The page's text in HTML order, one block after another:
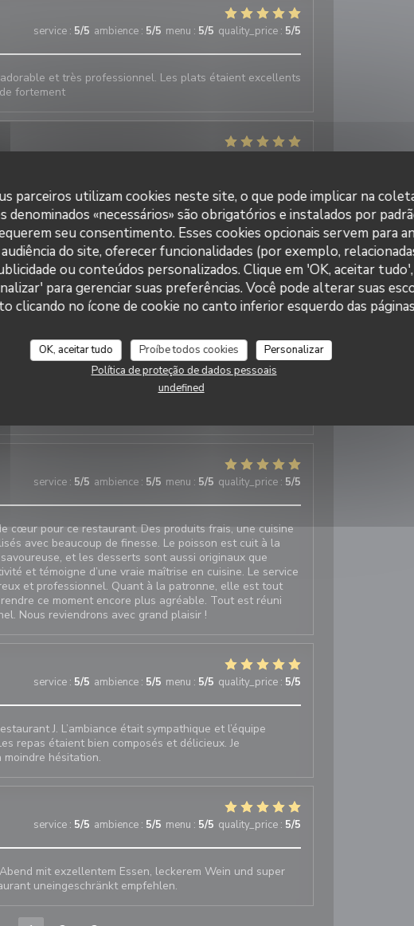
parceiros utilizam cookies neste site, o que pode implicar na
denominados «necessários» são obrigatórios e instalados por
seu consentimento. Esses cookies opcionais servem para
audiência do site, oferecer funcionalidades (por exemplo,
ou conteúdos personalizados. Clique em 'OK, aceitar
para gerenciar suas preferências. Você pode alterar suas
clicando no ícone de cookie no canto inferior esquerdo das
OK, aceitar tudo Proíbe todos cookies
Personalizar
Política de proteção de dados pessoais
undefined
service : 5/5 ambience : 5/5 menu : 5/5 quality_price : 5/5
et très professionnel. Les plats étaient excellents
fortement
ambience /5 menu quality_price 5
on our first holiday to Juan les Pins and it never
service:5/5 ambience :5/5 menu:5/5 quality_price: 5/5
cod fish fillet is to die for. All set in vibrant,
service from very friendly staff!
service : 5/5 ambience : 5/5 menu : 5/5 quality_price : 5/5
cœur pour ce restaurant. Des produits frais, une cuisine
avec beaucoup de finesse. Le poisson est cuit à la
et les desserts sont aussi originaux que
et témoigne d’une vraie maîtrise en cuisine. Le service
et professionnel. Quant à la patronne, elle est tout
ce moment encore plus agréable. Tout est réuni
Nous reviendrons avec grand plaisir !
service : 5/5 ambience : 5/5 menu : 5/5 quality_price : 5/5
J. L’ambiance était sympathique et l’équipe
repas étaient bien composés et délicieux. Je
hésitation.
service : 5/5 ambience : 5/5 menu : 5/5 quality_price : 5/5
mit exzellentem Essen, leckerem Wein und super
uneingeschränkt empfehlen.
Restaurant Le J